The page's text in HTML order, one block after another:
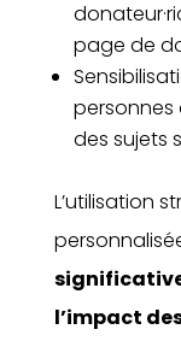
page de
des sujets
L’utilisation
l’impact